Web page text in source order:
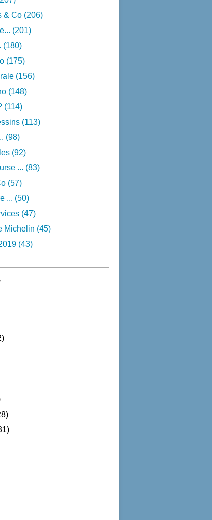
& Co (206)
(201)
(180)
(175)
(156)
(148)
(114)
(113)
(98)
(92)
... (83)
(57)
... (50)
(47)
Michelin (45)
(43)